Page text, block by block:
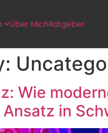
Über MichRatgeber
Wie
in